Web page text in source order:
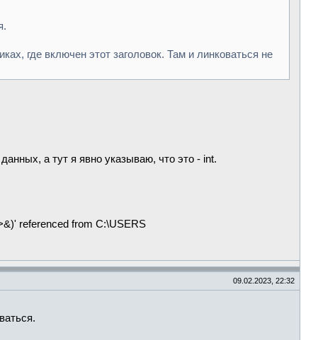
где включен этот заголовок. Там и линковаться не
а тут я явно указываю, что это - int.
referenced from C:\USERS
09.02.2023, 22:32